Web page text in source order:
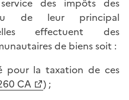
des impôts des
de leur principal
effectuent des
de biens soit :
pour la taxation de ces
CA
) ;